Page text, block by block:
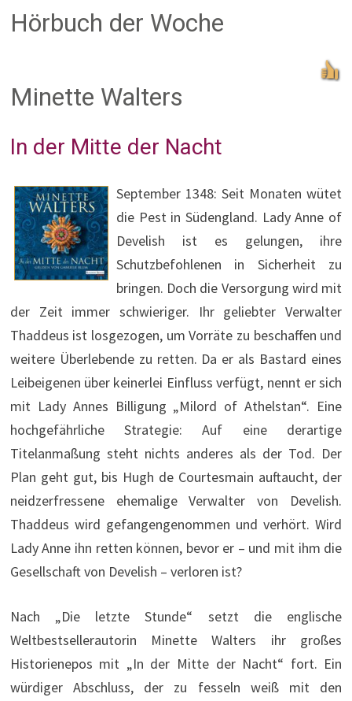
Hörbuch der Woche
Minette Walters
In der Mitte der Nacht
September 1348: Seit Monaten wütet
die Pest in Südengland. Lady Anne of
Develish ist es gelungen, ihre
Schutzbefohlenen in Sicherheit zu
bringen. Doch die Versorgung wird mit
der Zeit immer schwieriger. Ihr geliebter Verwalter
Thaddeus ist losgezogen, um Vorräte zu beschaffen und
weitere Überlebende zu retten. Da er als Bastard eines
Leibeigenen über keinerlei Einfluss verfügt, nennt er sich
mit Lady Annes Billigung „Milord of Athelstan“. Eine
hochgefährliche Strategie: Auf eine derartige
Titelanmaßung steht nichts anderes als der Tod. Der
Plan geht gut, bis Hugh de Courtesmain auftaucht, der
neidzerfressene ehemalige Verwalter von Develish.
Thaddeus wird gefangengenommen und verhört. Wird
Lady Anne ihn retten können, bevor er – und mit ihm die
Gesellschaft von Develish – verloren ist?
Nach „Die letzte Stunde“ setzt die englische
Weltbestsellerautorin Minette Walters ihr großes
Historienepos mit „In der Mitte der Nacht“ fort. Ein
würdiger Abschluss, der zu fesseln weiß mit den